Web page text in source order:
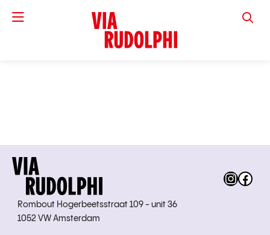
VIA
Rombout Hogerbeetsstraat 109 - unit 36
1052 VW Amsterdam